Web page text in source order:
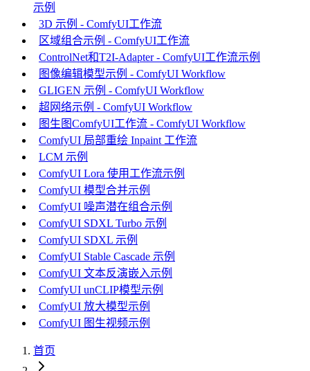
示例
3D 示例 - ComfyUI工作流
区域组合示例 - ComfyUI工作流
ControlNet和T2I-Adapter - ComfyUI工作流示例
图像编辑模型示例 - ComfyUI Workflow
GLIGEN 示例 - ComfyUI Workflow
超网络示例 - ComfyUI Workflow
图生图ComfyUI工作流 - ComfyUI Workflow
ComfyUI 局部重绘 Inpaint 工作流
LCM 示例
ComfyUI Lora 使用工作流示例
ComfyUI 模型合并示例
ComfyUI 噪声潜在组合示例
ComfyUI SDXL Turbo 示例
ComfyUI SDXL 示例
ComfyUI Stable Cascade 示例
ComfyUI 文本反演嵌入示例
ComfyUI unCLIP模型示例
ComfyUI 放大模型示例
ComfyUI 图生视频示例
首页